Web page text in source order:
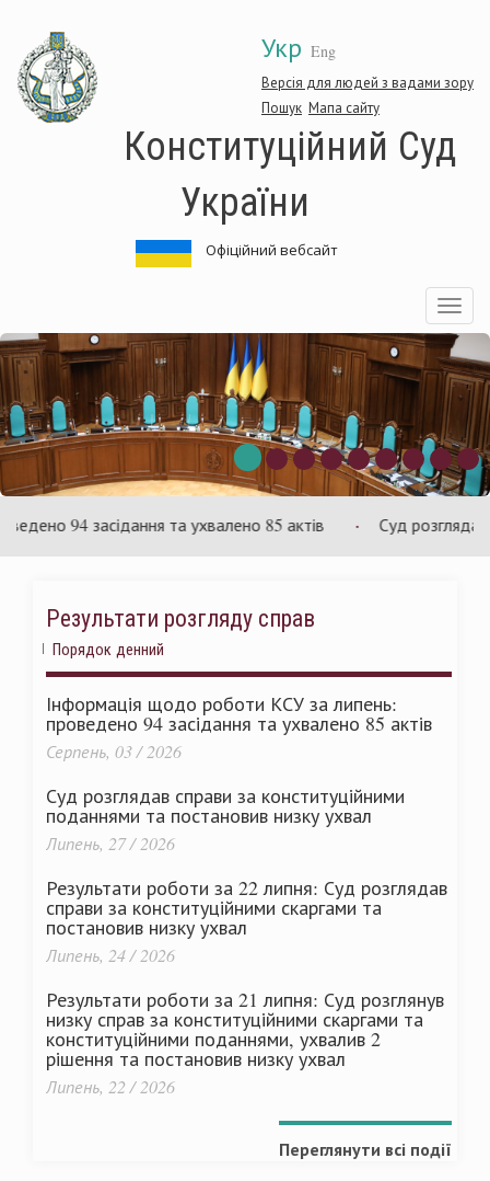
основного
матеріалу
Укр Eng
Версія для людей з вадами зору
Пошук Мапа сайту
Конституційний Суд
України
Офіційний вебсайт
Toggle
Конституційний
Суд
України
94 засідання та ухвалено 85 актів Суд розглядає
Результати розгляду справ
Порядок денний
Інформація щодо роботи КСУ за липень:
проведено 94 засідання та ухвалено 85 актів
Серпень, 03 / 2026
Суд розглядав справи за конституційними
поданнями та постановив низку ухвал
Липень, 27 / 2026
Результати роботи за 22 липня: Суд розглядав
справи за конституційними скаргами та
постановив низку ухвал
Липень, 24 / 2026
Результати роботи за 21 липня: Суд розглянув
низку справ за конституційними скаргами та
конституційними поданнями, ухвалив 2
рішення та постановив низку ухвал
Липень, 22 / 2026
Переглянути всі події